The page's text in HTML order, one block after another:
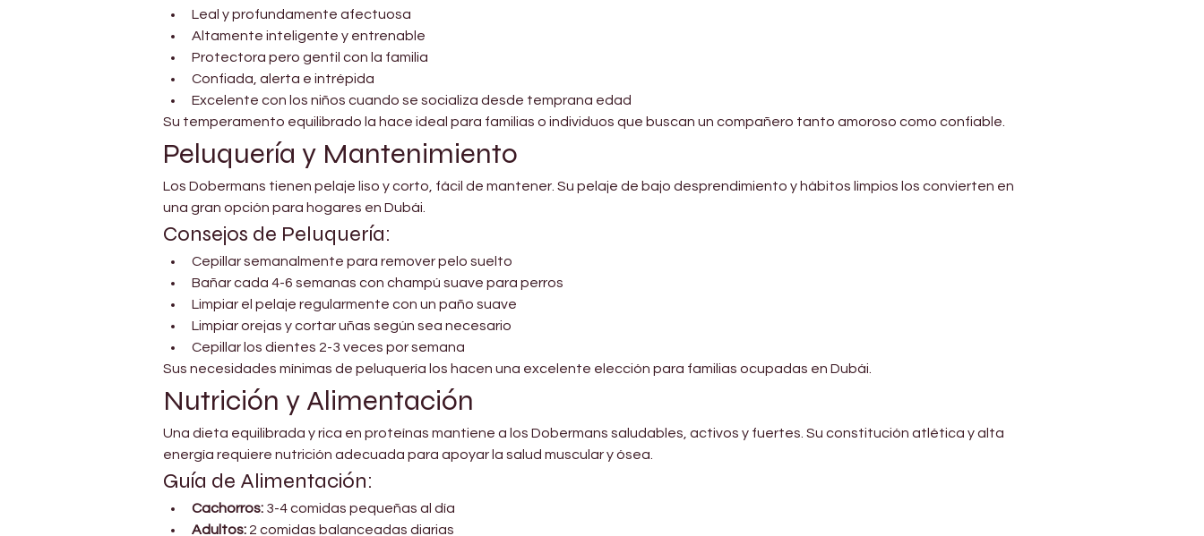
Leal y profundamente afectuosa
Altamente inteligente y entrenable
Protectora pero gentil con la familia
Confiada, alerta e intrépida
Excelente con los niños cuando se socializa desde temprana edad
Su temperamento equilibrado la hace ideal para familias o individuos que buscan un compañero tanto amoroso como confiable.
Peluquería y Mantenimiento
Los Dobermans tienen pelaje liso y corto, fácil de mantener. Su pelaje de bajo desprendimiento y hábitos limpios los convierten en
una gran opción para hogares en Dubái.
Consejos de Peluquería:
Cepillar semanalmente para remover pelo suelto
Bañar cada 4-6 semanas con champú suave para perros
Limpiar el pelaje regularmente con un paño suave
Limpiar orejas y cortar uñas según sea necesario
Cepillar los dientes 2-3 veces por semana
Sus necesidades mínimas de peluquería los hacen una excelente elección para familias ocupadas en Dubái.
Nutrición y Alimentación
Una dieta equilibrada y rica en proteínas mantiene a los Dobermans saludables, activos y fuertes. Su constitución atlética y alta
energía requiere nutrición adecuada para apoyar la salud muscular y ósea.
Guía de Alimentación:
Cachorros: 3-4 comidas pequeñas al día
Adultos: 2 comidas balanceadas diarias